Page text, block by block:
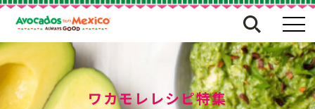
ワカモレレシピ特集